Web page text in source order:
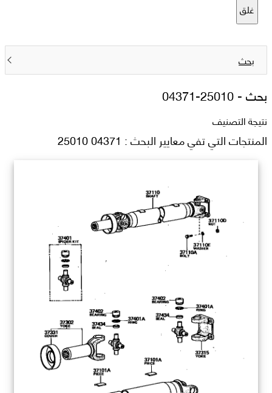
غلق
بحث
بحث -04371-25010
نتيجة التصنيف
المنتجات التي تفي معايير البحث : 04371 25010